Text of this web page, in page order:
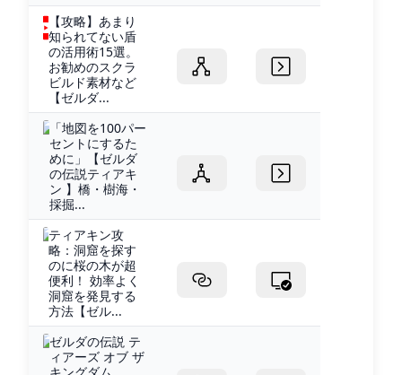
【攻略】あまり
知られてない盾
の活用術15選。
お勧めのスクラ
ビルド素材など
【ゼルダ...
「地図を100パー
セントにするた
めに」【ゼルダ
の伝説ティアキ
ン 】橋・樹海・
採掘...
ティアキン攻
略：洞窟を探す
のに桜の木が超
便利！ 効率よく
洞窟を発見する
方法【ゼル...
ゼルダの伝説 テ
ィアーズ オブ ザ